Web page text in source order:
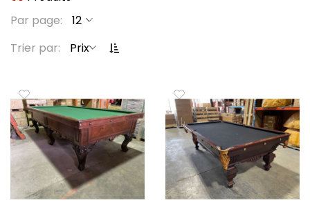
Par page
Trier par
a
r
d
r
e
d
é
c